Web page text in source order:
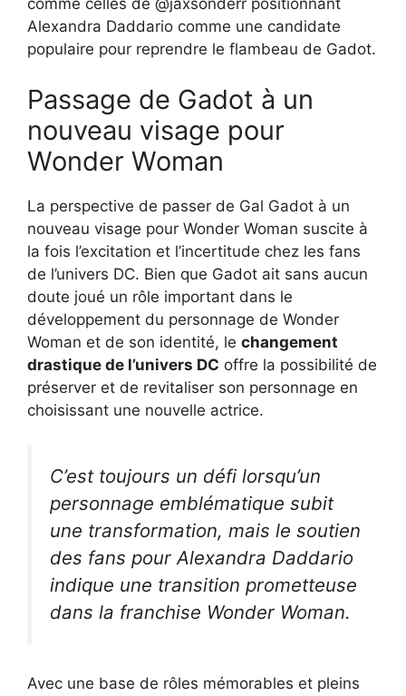
comme celles de @jaxsonderr positionnant
Alexandra Daddario comme une candidate
populaire pour reprendre le flambeau de Gadot.
Passage de Gadot à un
nouveau visage pour
Wonder Woman
La perspective de passer de Gal Gadot à un
nouveau visage pour Wonder Woman suscite à
la fois l’excitation et l’incertitude chez les fans
de l’univers DC. Bien que Gadot ait sans aucun
doute joué un rôle important dans le
développement du personnage de Wonder
Woman et de son identité, le changement
drastique de l’univers DC offre la possibilité de
préserver et de revitaliser son personnage en
choisissant une nouvelle actrice.
C’est toujours un défi lorsqu’un
personnage emblématique subit
une transformation, mais le soutien
des fans pour Alexandra Daddario
indique une transition prometteuse
dans la franchise Wonder Woman.
Avec une base de rôles mémorables et pleins